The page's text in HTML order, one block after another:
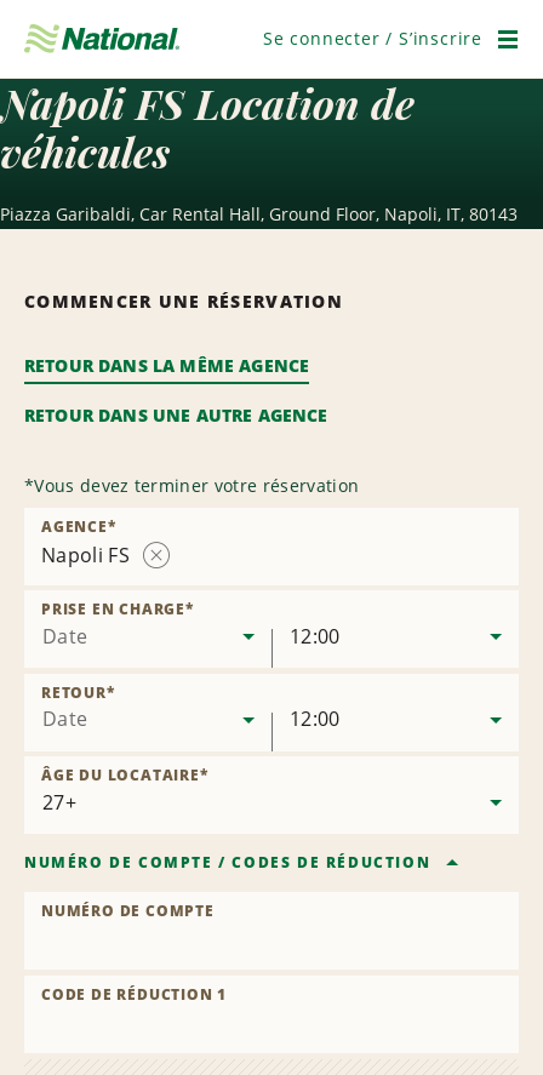
navigation
Se connecter / S’inscrire
Napoli FS Location de
véhicules
Piazza Garibaldi, Car Rental Hall, Ground Floor, Napoli, IT, 80143
COMMENCER UNE RÉSERVATION
RETOUR DANS LA MÊME AGENCE
RETOUR DANS UNE AUTRE AGENCE
*Vous devez terminer votre réservation
Napoli FS
l’agence
AGENCE*
Date
PRISE EN CHARGE*
12:00
Date
RETOUR*
12:00
ÂGE DU LOCATAIRE*
NUMÉRO DE COMPTE /CODES DE RÉDUCTION
NUMÉRO DE COMPTE
CODE DE RÉDUCTION 1